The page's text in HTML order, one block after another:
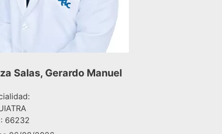
Salas, Gerardo Manuel
66232